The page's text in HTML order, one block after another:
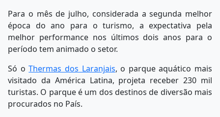
Para o mês de julho, considerada a segunda melhor
época do ano para o turismo, a expectativa pela
melhor performance nos últimos dois anos para o
período tem animado o setor.
Só oThermas dos Laranjais, o parque aquático mais
visitado da América Latina, projeta receber 230 mil
turistas. O parque é um dos destinos de diversão mais
procurados no País.